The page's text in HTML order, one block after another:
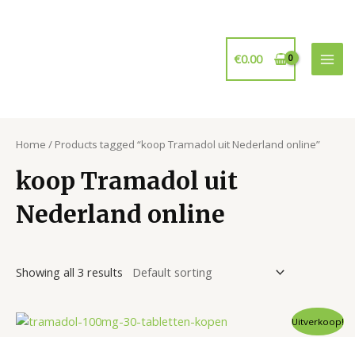
€0.00
Home / Products tagged “koop Tramadol uit Nederland online”
koop Tramadol uit
Nederland online
Showing all 3 results
Uitverkoop!